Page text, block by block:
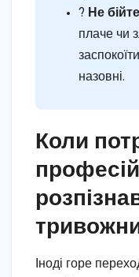
? Не
плаче чи
назовні.
Коли
Іноді горе